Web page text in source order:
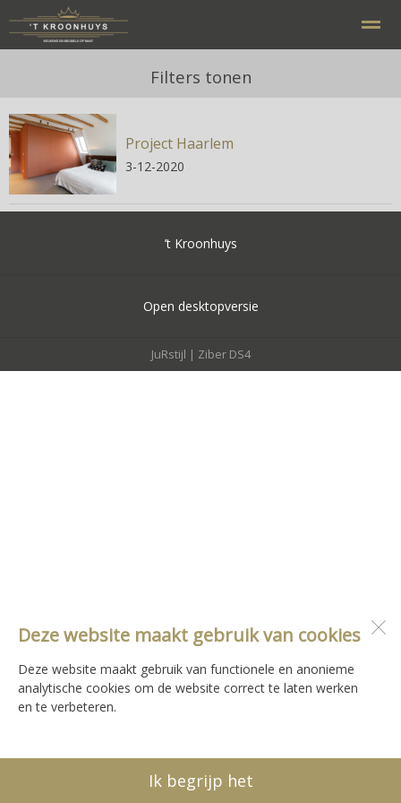
Home Bellen E-mail
Deze website maakt gebruik van cookies
Deze website maakt gebruik van functionele en anonieme
analytische cookies om de website correct te laten werken
en te verbeteren.
Ik begrijp het
Filters tonen
Project Haarlem
3-12-2020
’t Kroonhuys
Open desktopversie
JuRstijl | Ziber DS4